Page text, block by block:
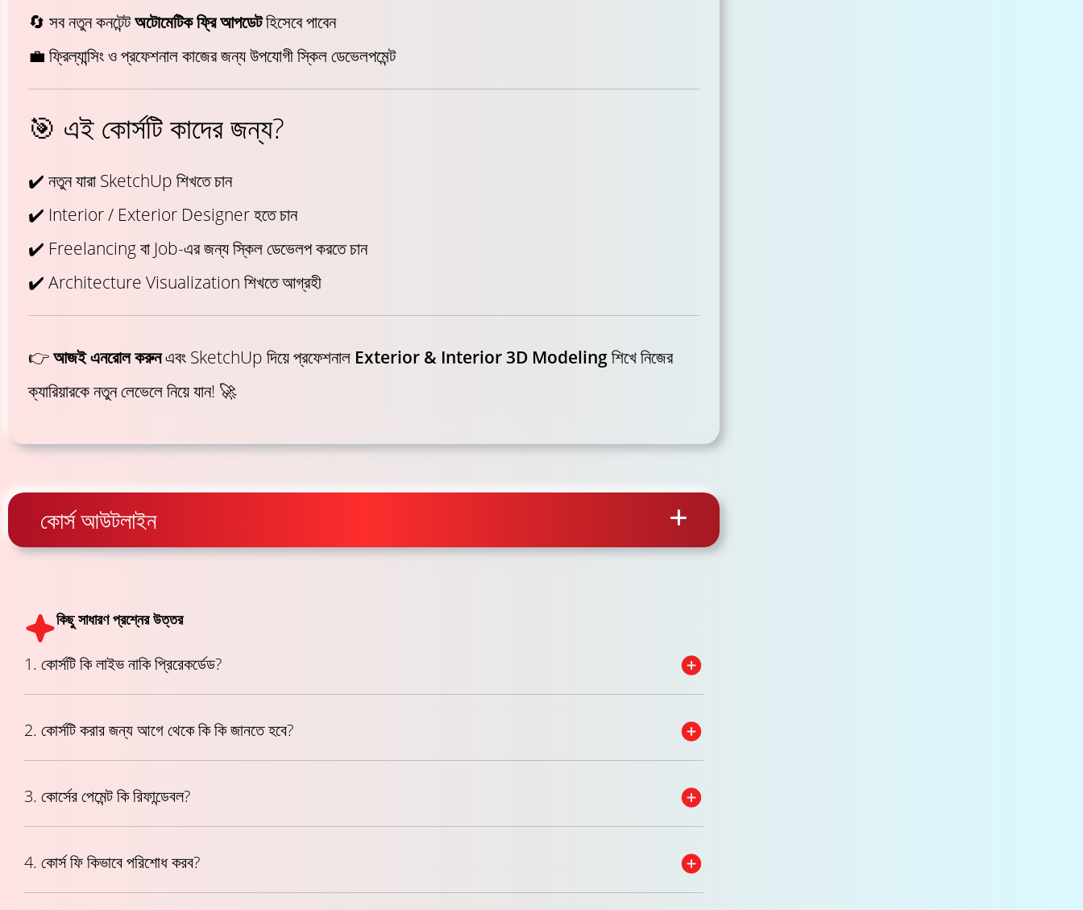
🔄 সব নতুন কনটেন্টঅটোমেটিক ফ্রি আপডেটহিসেবে পাবেন
💼 ফ্রিল্যান্সিং ও প্রফেশনাল কাজের জন্য উপযোগী স্কিল ডেভেলপমেন্ট
🎯 এই কোর্সটি কাদের জন্য?
✔️ নতুন যারা SketchUp শিখতে চান
✔️ Interior / Exterior Designer হতে চান
✔️ Freelancing বা Job-এর জন্য স্কিল ডেভেলপ করতে চান
✔️ Architecture Visualization শিখতে আগ্রহী
👉আজই এনরোল করুনএবং SketchUp দিয়ে প্রফেশনাল Exterior & Interior 3D Modelingশিখে নিজের
ক্যারিয়ারকে নতুন লেভেলে নিয়ে যান! 🚀
কোর্স আউটলাইন
কিছু সাধারণ প্রশ্নের উত্তর
1. কোর্সটি কি লাইভ নাকি প্রিরেকর্ডেড?
2. কোর্সটি করার জন্য আগে থেকে কি কি জানতে হবে?
3. কোর্সের পেমেন্ট কি রিফান্ডেবল?
4. কোর্স ফি কিভাবে পরিশোধ করব?